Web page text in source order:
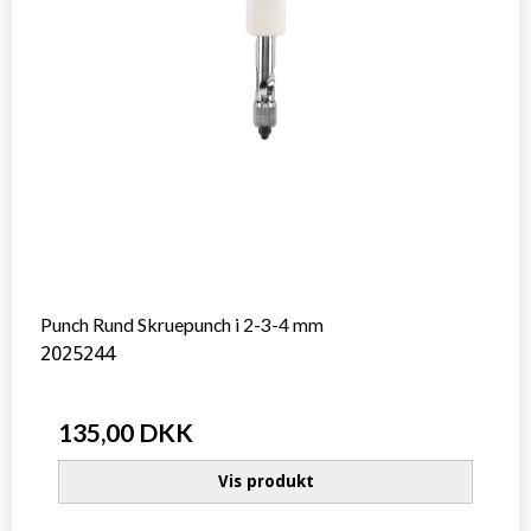
Punch Rund Skruepunch i 2-3-4 mm
2025244
135,00 DKK
Vis produkt